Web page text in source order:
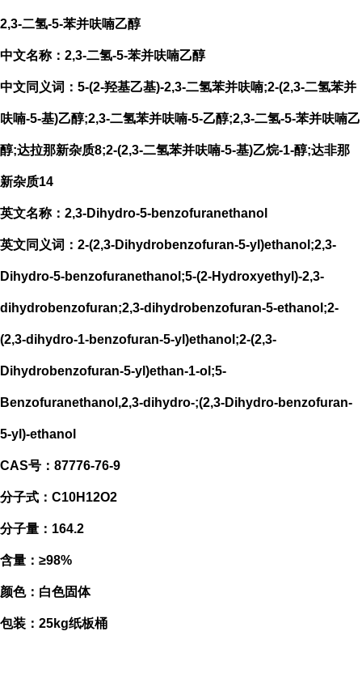
2,3-二氢-5-苯并呋喃乙醇
中文名称：2,3-二氢-5-苯并呋喃乙醇
中文同义词：5-(2-羟基乙基)-2,3-二氢苯并呋喃;2-(2,3-二氢苯并
呋喃-5-基)乙醇;2,3-二氢苯并呋喃-5-乙醇;2,3-二氢-5-苯并呋喃乙
醇;达拉那新杂质8;2-(2,3-二氢苯并呋喃-5-基)乙烷-1-醇;达非那
新杂质14
英文名称：2,3-Dihydro-5-benzofuranethanol
英文同义词：2-(2,3-Dihydrobenzofuran-5-yl)ethanol;2,3-
Dihydro-5-benzofuranethanol;5-(2-Hydroxyethyl)-2,3-
dihydrobenzofuran;2,3-dihydrobenzofuran-5-ethanol;2-
(2,3-dihydro-1-benzofuran-5-yl)ethanol;2-(2,3-
Dihydrobenzofuran-5-yl)ethan-1-ol;5-
Benzofuranethanol,2,3-dihydro-;(2,3-Dihydro-benzofuran-
5-yl)-ethanol
CAS号：87776-76-9
分子式：C10H12O2
分子量：164.2
含量：≥98%
颜色：白色固体
包装：25kg纸板桶